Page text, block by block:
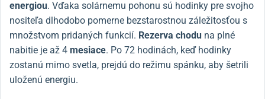
energiou. Vďaka solárnemu pohonu sú hodinky pre svojho
nositeľa dlhodobo pomerne bezstarostnou záležitosťou s
množstvom pridaných funkcií. Rezerva chodu na plné
nabitie je až 4 mesiace. Po 72 hodinách, keď hodinky
zostanú mimo svetla, prejdú do režimu spánku, aby šetrili
uloženú energiu.